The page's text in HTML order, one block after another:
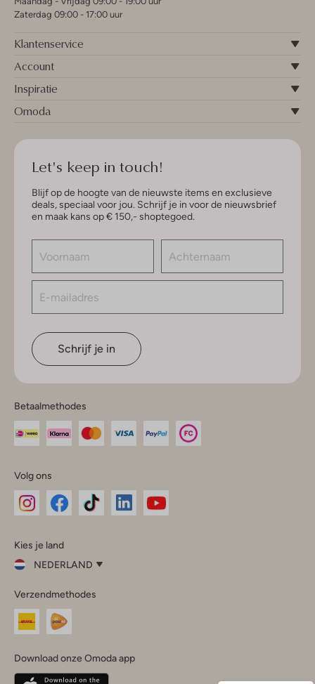
Zaterdag 09:00 - 17:00 uur
Klantenservice
Account
Inspiratie
Omoda
Let's keep in touch!
Blijf op de hoogte van de nieuwste items en exclusieve
deals, speciaal voor jou. Schrijf je in voor de nieuwsbrief
en maak kans op € 150,- shoptegoed.
Schrijf je in
Betaalmethodes
Volg ons
InstagramFacebook
Kies je land
NEDERLAND
je
land
Nederland
Belgique(Français)
Verzendmethodes
Download onze Omoda app